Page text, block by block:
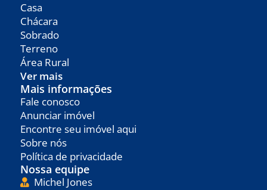
Casa
Chácara
Sobrado
Terreno
Área Rural
Ver mais
Mais informações
Fale conosco
Anunciar imóvel
Encontre seu imóvel aqui
Sobre nós
Política de privacidade
Nossa equipe
Michel Jones